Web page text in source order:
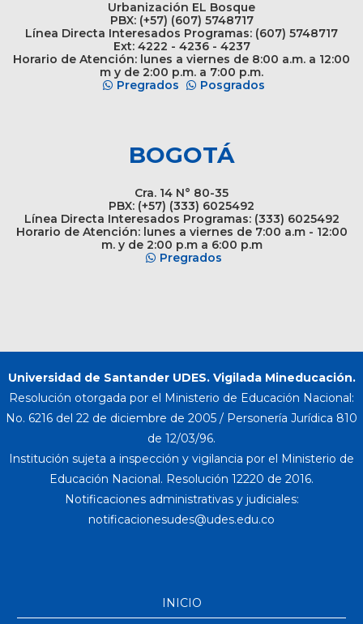
Urbanización EL Bosque
PBX: (+57) (607) 5748717
Línea Directa Interesados Programas: (607) 5748717
Ext: 4222 - 4236 - 4237
Horario de Atención: lunes a viernes de 8:00 a.m. a 12:00
m y de 2:00 p.m. a 7:00 p.m.
Pregrados
Posgrados
BOGOTÁ
Cra. 14 N° 80-35
PBX: (+57) (333) 6025492
Línea Directa Interesados Programas: (333) 6025492
Horario de Atención: lunes a viernes de 7:00 a.m - 12:00
m. y de 2:00 p.m a 6:00 p.m
Pregrados
Universidad de Santander UDES. Vigilada Mineducación.
Resolución otorgada por el Ministerio de Educación Nacional:
No. 6216 del 22 de diciembre de 2005 / Personería Jurídica 810
de 12/03/96.
Institución sujeta a inspección y vigilancia por el Ministerio de
Educación Nacional. Resolución 12220 de 2016.
Notificaciones administrativas y judiciales:
INICIO